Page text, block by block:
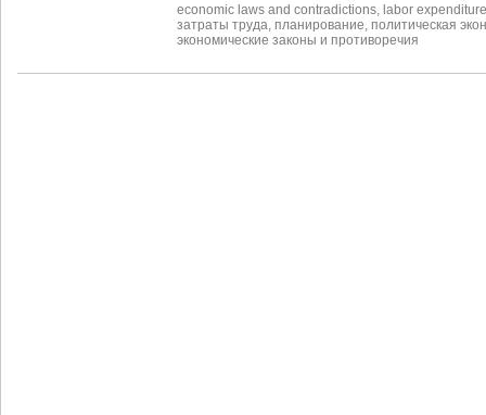
economic laws and contradictions labor expenditure
затраты труда планирование политическая
экономические законы и противоречия